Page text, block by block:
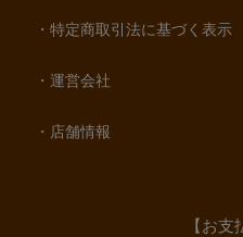
特定商取引法に基づく表示
運営会社
店舗情報
【お支